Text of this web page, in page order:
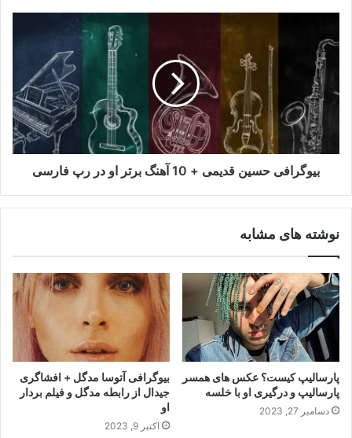
بیوگرافی حسین قدیمی + 10 آهنگ برتر او در رپ فارسی
نوشته های مشابه
پارسالیپ کیست؟ عکس های همسر
پارسالیپ و درگیری او با خلسه
دسامبر 27, 2023
بیوگرافی آتوسا مدگل + افشاگری
جیدال از رابطه مدگل و فیلم بردار
او
اکتبر 9, 2023